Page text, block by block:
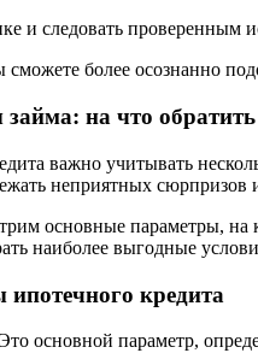
и следовать проверенным
более осознанно
на что
важно учитывать
неприятных сюрпризов
основные параметры, на
наиболее выгодные
кредита
основной параметр,